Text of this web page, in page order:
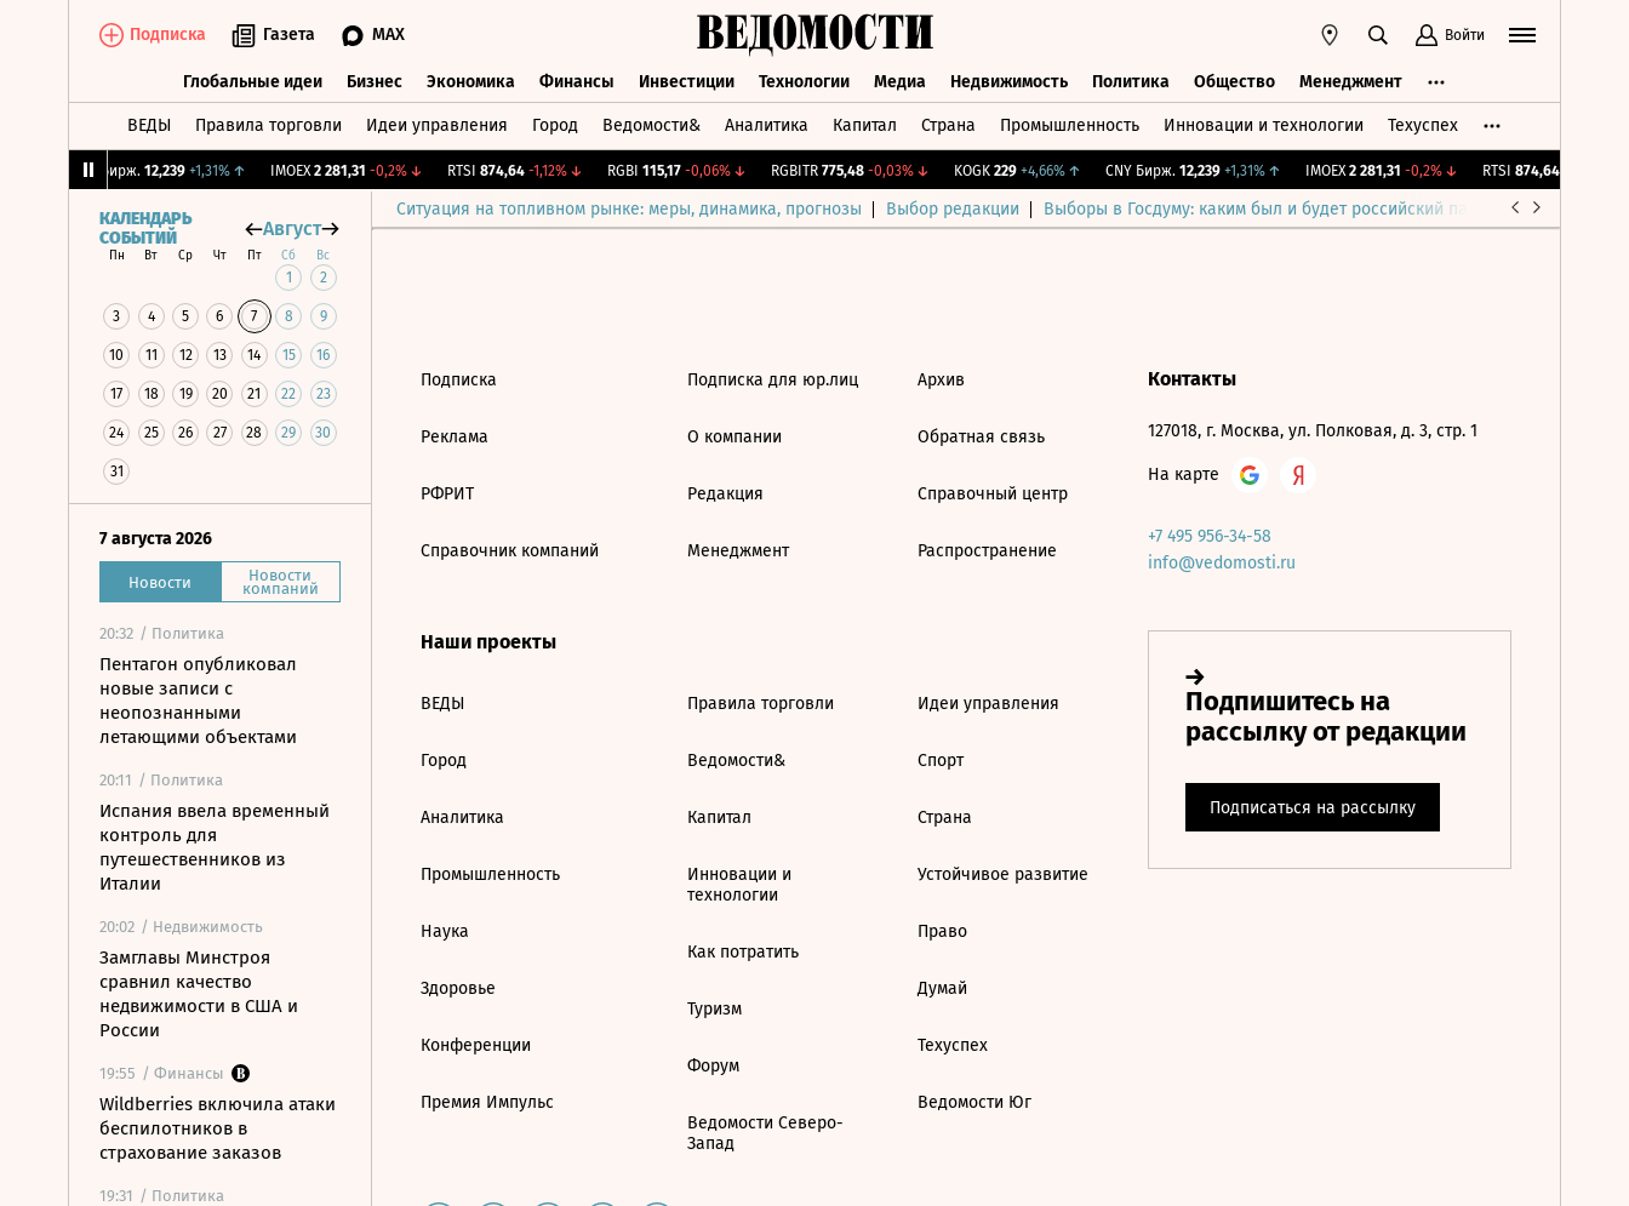
Подписка Газета MAX Войти
Глобальные идеи Бизнес Экономика Финансы Инвестиции Технологии Медиа Недвижимость Политика Общество Менеджмент
ВЕДЫ Правила торговли Идеи управления Город Ведомости& Аналитика Капитал Страна Промышленность Инновации и технологии Техуспех
CNY Бирж. 12,239 +1,31%↑ IMOEX 2 281,31 -0,2%↓ RTSI 874,64 -1,12%↓ RGBI 115,17 -0,06%↓ RGBITR 775,48 -0,03%↓ KOGK 229 +4,66%↑ CNY Бирж. 12,239 +1,31%↑ IMOEX 2 281,31 -0,2%↓ RTSI 874,64 -1,12%
Ситуация на топливном рынке: меры, динамика, прогнозы Выбор редакции Выборы в Госдуму: каким был и будет российский парламент
КАЛЕНДАРЬ
СОБЫТИЙ
Август
Пн Вт Ср Чт Пт Сб Вс
1 2
3 4 5 6 7 8 9
10 11 12 13 14 15 16
17 18 19 20 21 22 23
24 25 26 27 28 29 30
31
7 августа 2026
Новости Новости
компаний
20:32 / Политика
Пентагон опубликовал
новые записи с
неопознанными
летающими объектами
20:11 / Политика
Испания ввела временный
контроль для
путешественников из
Италии
20:02 / Недвижимость
Замглавы Минстроя
сравнил качество
недвижимости в США и
России
19:55 / Финансы
Wildberries включила атаки
беспилотников в
страхование заказов
19:31 / Политика
Подписка
Реклама
РФРИТ
Справочник компаний
Подписка для юр.лиц
О компании
Редакция
Менеджмент
Архив
Обратная связь
Справочный центр
Распространение
Наши проекты
ВЕДЫ
Город
Аналитика
Промышленность
Наука
Здоровье
Конференции
Премия Импульс
Правила торговли
Ведомости&
Капитал
Инновации и
технологии
Как потратить
Туризм
Форум
Ведомости Северо-
Запад
Идеи управления
Спорт
Страна
Устойчивое развитие
Право
Думай
Техуспех
Ведомости Юг
Контакты
127018, г. Москва, ул. Полковая, д. 3, стр. 1
На карте
+7 495 956-34-58
info@vedomosti.ru